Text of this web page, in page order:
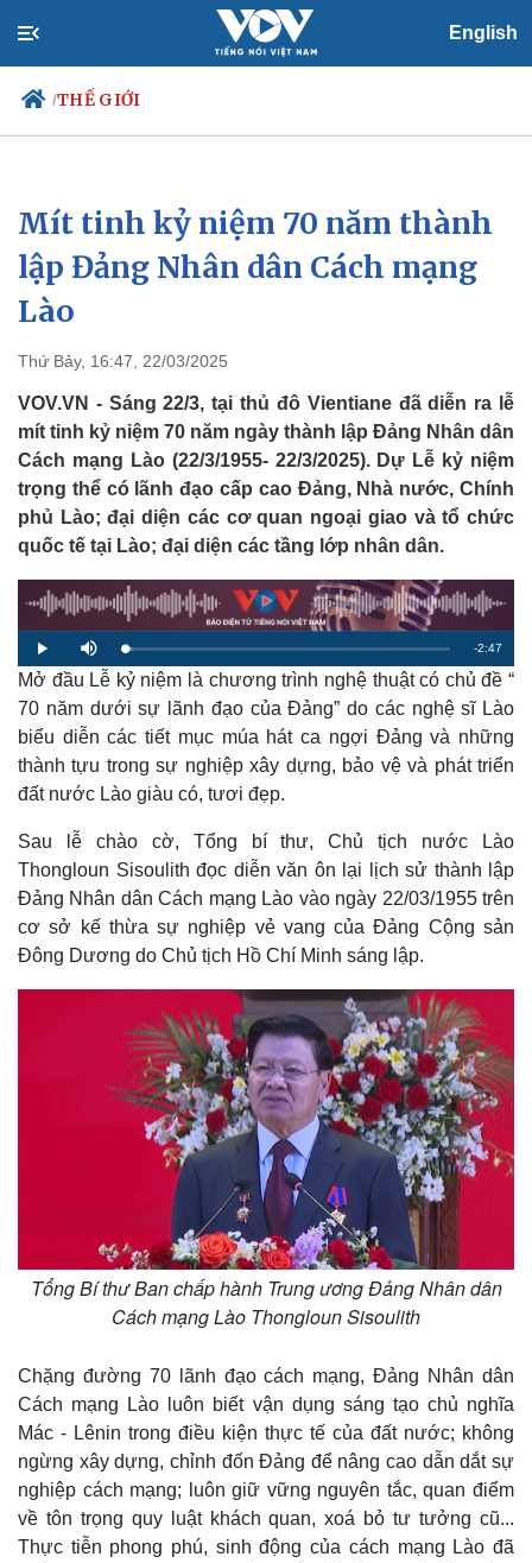
English
/THẾ GIỚI
Chính trị
Đảng
Tổ chức nhân sự
Quốc hội
Xã hội
Tin 24h
Dự báo thời tiết
Quan sát
Cuộc sống đó đây
Multimedia
Video
Ảnh
E-Magazine
Mít tinh kỷ niệm 70 năm thành
lập Đảng Nhân dân Cách mạng
Lào
Thứ Bảy, 16:47, 22/03/2025
VOV.VN - Sáng 22/3, tại thủ đô Vientiane đã diễn ra lễ
mít tinh kỷ niệm 70 năm ngày thành lập Đảng Nhân dân
Cách mạng Lào (22/3/1955- 22/3/2025). Dự Lễ kỷ niệm
trọng thể có lãnh đạo cấp cao Đảng, Nhà nước, Chính
phủ Lào; đại diện các cơ quan ngoại giao và tổ chức
quốc tế tại Lào; đại diện các tầng lớp nhân dân.
P
l
a
M
u
e
L
o
a
d
e
2
.
4
4
R
e
i
n
m
e
-2:47
Mở đầu Lễ kỷ niệm là chương trình nghệ thuật có chủ đề “
70 năm dưới sự lãnh đạo của Đảng” do các nghệ sĩ Lào
biểu diễn các tiết mục múa hát ca ngợi Đảng và những
thành tựu trong sự nghiệp xây dựng, bảo vệ và phát triển
đất nước Lào giàu có, tươi đẹp.
Sau lễ chào cờ, Tổng bí thư, Chủ tịch nước Lào
Thongloun Sisoulith đọc diễn văn ôn lại lịch sử thành lập
Đảng Nhân dân Cách mạng Lào vào ngày 22/03/1955 trên
cơ sở kế thừa sự nghiệp vẻ vang của Đảng Cộng sản
Đông Dương do Chủ tịch Hồ Chí Minh sáng lập.
Tổng Bí thư Ban chấp hành Trung ương Đảng Nhân dân
Cách mạng Lào Thongloun Sisoulith
Chặng đường 70 lãnh đạo cách mạng, Đảng Nhân dân
Cách mạng Lào luôn biết vận dụng sáng tạo chủ nghĩa
Mác - Lênin trong điều kiện thực tế của đất nước; không
ngừng xây dựng, chỉnh đốn Đảng để nâng cao dẫn dắt sự
nghiệp cách mạng; luôn giữ vững nguyên tắc, quan điểm
về tôn trọng quy luật khách quan, xoá bỏ tư tưởng cũ...
Thực tiễn phong phú, sinh động của cách mạng Lào đã